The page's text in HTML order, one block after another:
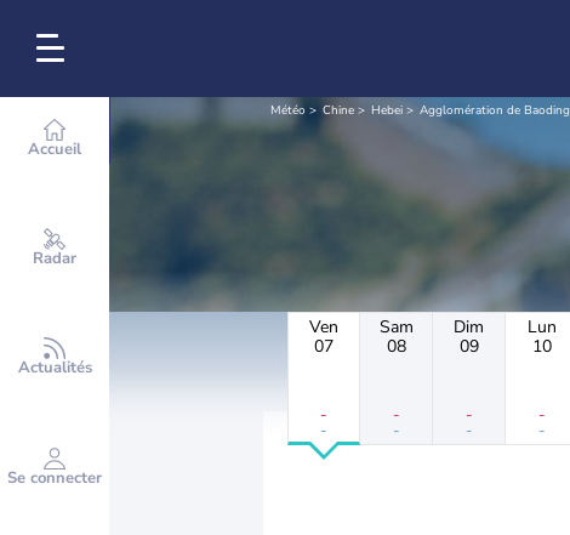
Accueil
Radar
Actualités
Se connecter
Météo Chine Hebei Agglomération de Baoding
Ven
07
-
-
Sam
08
-
-
Dim
09
-
-
Lun
10
-
-